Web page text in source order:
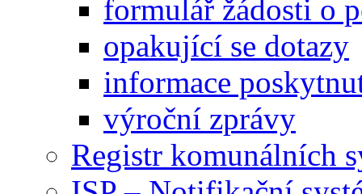
formulář žádosti o
opakující se dotazy
informace
výroční zprávy
Registr komunálních